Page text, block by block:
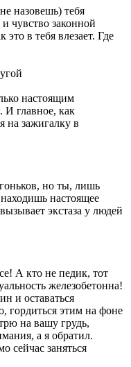
назовешь) тебя
чувство законной
в тебя влезает. Где
настоящим
И главное, как
на зажигалку в
но ты, лишь
настоящее
экстаза у людей
А кто не педик, тот
железобетонна!
и оставаться
гордиться этим на фоне
на вашу грудь,
а я обратил.
сейчас заняться